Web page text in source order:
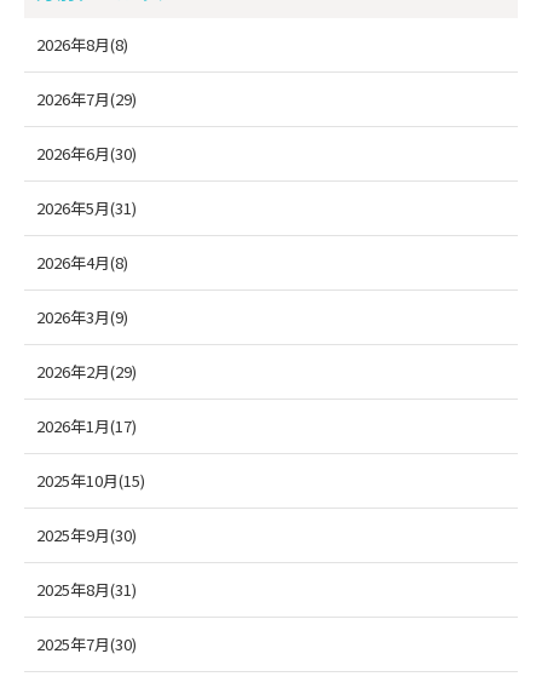
2026年8月(8)
2026年7月(29)
2026年6月(30)
2026年5月(31)
2026年4月(8)
2026年3月(9)
2026年2月(29)
2026年1月(17)
2025年10月(15)
2025年9月(30)
2025年8月(31)
2025年7月(30)